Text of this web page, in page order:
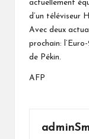
actuellement
d’un téléviseur
Avec deux
prochain:
de Pékin.
AFP